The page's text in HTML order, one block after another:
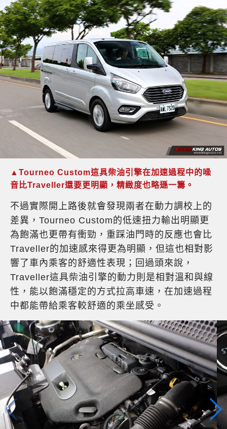
▲Tourneo Custom這具柴油引擎在加速過程中的噪
音比Traveller還要更明顯，精緻度也略遜一籌。
不過實際開上路後就會發現兩者在動力調校上的
差異，Tourneo Custom的低速扭力輸出明顯更
為飽滿也更帶有衝勁，重踩油門時的反應也會比
Traveller的加速感來得更為明顯，但這也相對影
響了車內乘客的舒適性表現；回過頭來說，
Traveller這具柴油引擎的動力則是相對溫和與線
性，能以飽滿穩定的方式拉高車速，在加速過程
中都能帶給乘客較舒適的乘坐感受。